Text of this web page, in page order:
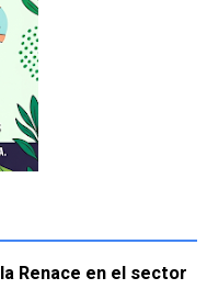
Renace en el sector